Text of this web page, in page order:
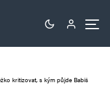
kritizovat, s kým půjde Babiš